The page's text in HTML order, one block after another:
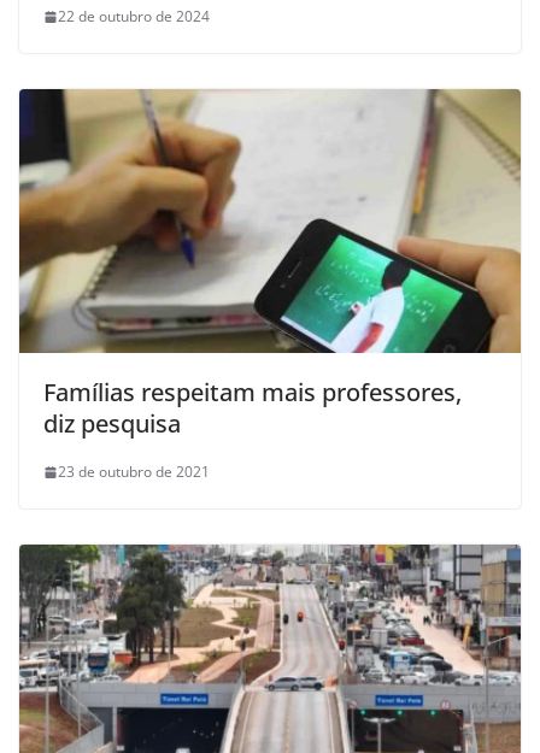
22 de outubro de 2024
Famílias respeitam mais professores,
diz pesquisa
23 de outubro de 2021